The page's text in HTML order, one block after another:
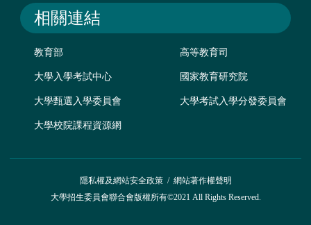
相關連結
教育部 高等教育司
大學入學考試中心 國家教育研究院
大學甄選入學委員會 大學考試入學分發委員會
大學校院課程資源網
隱私權及網站安全政策/ 網站著作權聲明
大學招生委員會聯合會版權所有©2021 All Rights Reserved.